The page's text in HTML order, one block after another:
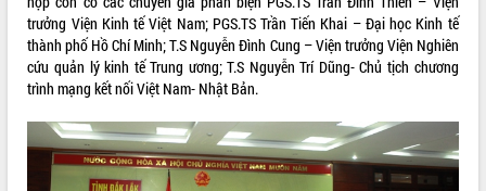
VĂN BẢN HĐND TỈNH
ĐIỂM TIN VĂN BẢN
QUY HOẠCH - KẾ HOẠCH
trưởng Viện Kinh tế Việt Nam; PGS.TS Trần Tiến Khai – Đại học Kinh tế
thành phố Hồ Chí Minh; T.S Nguyễn Đình Cung – Viện trưởng Viện Nghiên
cứu quản lý kinh tế Trung ương; T.S Nguyễn Trí Dũng- Chủ tịch chương
trình mạng kết nối Việt Nam- Nhật Bản.